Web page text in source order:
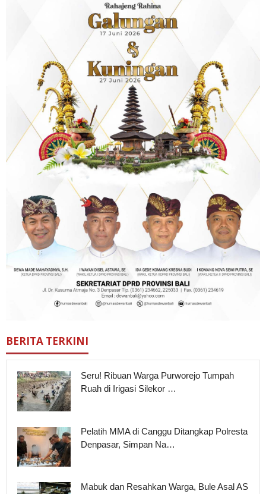
BERITA TERKINI
Seru! Ribuan Warga Purworejo Tumpah
Ruah di Irigasi Silekor …
Pelatih MMA di Canggu Ditangkap Polresta
Denpasar, Simpan Na…
Mabuk dan Resahkan Warga, Bule Asal AS